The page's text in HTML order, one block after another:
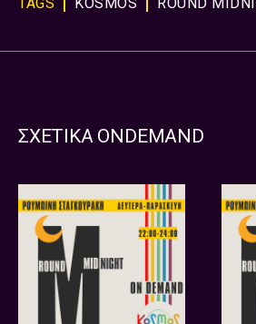
ΣΧΕΤΙΚΑ ONDEMAND